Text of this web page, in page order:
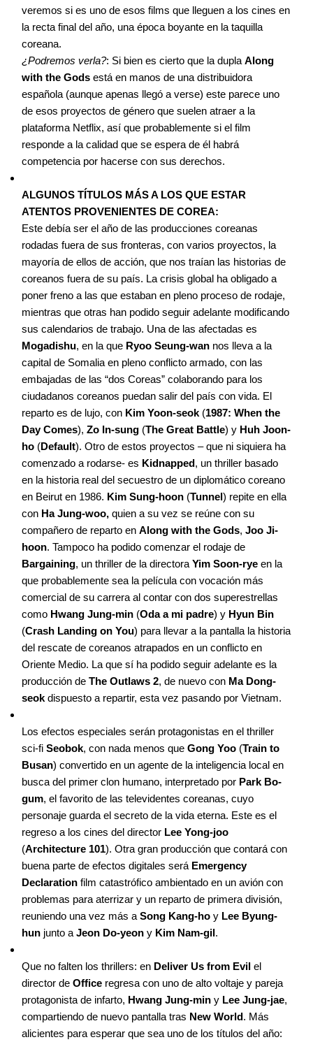
veremos si es uno de esos films que lleguen a los cines en
la recta final del año, una época boyante en la taquilla
coreana.
¿Podremos verla?: Si bien es cierto que la dupla Along
with the Gods está en manos de una distribuidora
española (aunque apenas llegó a verse) este parece uno
de esos proyectos de género que suelen atraer a la
plataforma Netflix, así que probablemente si el film
responde a la calidad que se espera de él habrá
competencia por hacerse con sus derechos.
ALGUNOS TÍTULOS MÁS A LOS QUE ESTAR
ATENTOS PROVENIENTES DE COREA:
Este debía ser el año de las producciones coreanas
rodadas fuera de sus fronteras, con varios proyectos, la
mayoría de ellos de acción, que nos traían las historias de
coreanos fuera de su país. La crisis global ha obligado a
poner freno a las que estaban en pleno proceso de rodaje,
mientras que otras han podido seguir adelante modificando
sus calendarios de trabajo. Una de las afectadas es
Mogadishu, en la que Ryoo Seung-wan nos lleva a la
capital de Somalia en pleno conflicto armado, con las
embajadas de las “dos Coreas” colaborando para los
ciudadanos coreanos puedan salir del país con vida. El
reparto es de lujo, con Kim Yoon-seok (1987: When the
Day Comes), Zo In-sung (The Great Battle) y Huh Joon-
ho (Default). Otro de estos proyectos – que ni siquiera ha
comenzado a rodarse- es Kidnapped, un thriller basado
en la historia real del secuestro de un diplomático coreano
en Beirut en 1986. Kim Sung-hoon (Tunnel) repite en ella
con Ha Jung-woo, quien a su vez se reúne con su
compañero de reparto en Along with the Gods, Joo Ji-
hoon. Tampoco ha podido comenzar el rodaje de
Bargaining, un thriller de la directora Yim Soon-rye en la
que probablemente sea la película con vocación más
comercial de su carrera al contar con dos superestrellas
como Hwang Jung-min (Oda a mi padre) y Hyun Bin
(Crash Landing on You) para llevar a la pantalla la historia
del rescate de coreanos atrapados en un conflicto en
Oriente Medio. La que sí ha podido seguir adelante es la
producción de The Outlaws 2, de nuevo con Ma Dong-
seok dispuesto a repartir, esta vez pasando por Vietnam.
Los efectos especiales serán protagonistas en el thriller
sci-fi Seobok, con nada menos que Gong Yoo (Train to
Busan) convertido en un agente de la inteligencia local en
busca del primer clon humano, interpretado por Park Bo-
gum, el favorito de las televidentes coreanas, cuyo
personaje guarda el secreto de la vida eterna. Este es el
regreso a los cines del director Lee Yong-joo
(Architecture 101). Otra gran producción que contará con
buena parte de efectos digitales será Emergency
Declaration film catastrófico ambientado en un avión con
problemas para aterrizar y un reparto de primera división,
reuniendo una vez más a Song Kang-ho y Lee Byung-
hun junto a Jeon Do-yeon y Kim Nam-gil.
Que no falten los thrillers: en Deliver Us from Evil el
director de Office regresa con uno de alto voltaje y pareja
protagonista de infarto, Hwang Jung-min y Lee Jung-jae,
compartiendo de nuevo pantalla tras New World. Más
alicientes para esperar que sea uno de los títulos del año: